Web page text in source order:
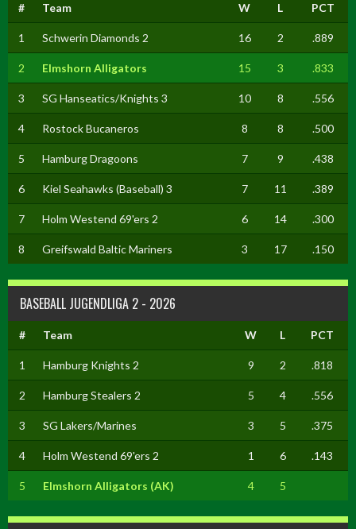
# Team W L PCT
1 Schwerin Diamonds 2 16 2 .889
2 Elmshorn Alligators 15 3 .833
3 SG Hanseatics/Knights 3 10 8 .556
4 Rostock Bucaneros 8 8 .500
5 Hamburg Dragoons 7 9 .438
6 Kiel Seahawks (Baseball) 3 7 11 .389
7 Holm Westend 69'ers 2 6 14 .300
8 Greifswald Baltic Mariners 3 17 .150
BASEBALL JUGENDLIGA 2 - 2026
# Team W L PCT
1 Hamburg Knights 2 9 2 .818
2 Hamburg Stealers 2 5 4 .556
3 SG Lakers/Marines 3 5 .375
4 Holm Westend 69'ers 2 1 6 .143
5 Elmshorn Alligators (AK) 4 5